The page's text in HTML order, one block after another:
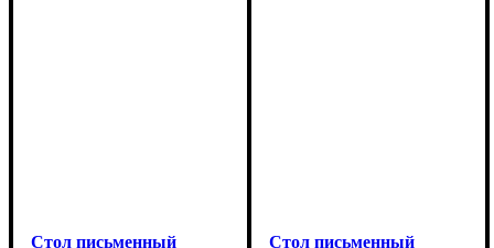
Cтол письменный
Cтол письменный